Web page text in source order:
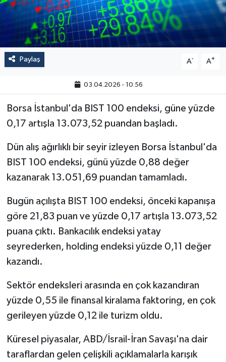
Paylaş A- A+
03.04.2026 - 10:56
Borsa İstanbul'da BIST 100 endeksi, güne yüzde
0,17 artışla 13.073,52 puandan başladı.
Dün alış ağırlıklı bir seyir izleyen Borsa İstanbul'da
BIST 100 endeksi, günü yüzde 0,88 değer
kazanarak 13.051,69 puandan tamamladı.
Bugün açılışta BIST 100 endeksi, önceki kapanışa
göre 21,83 puan ve yüzde 0,17 artışla 13.073,52
puana çıktı. Bankacılık endeksi yatay
seyrederken, holding endeksi yüzde 0,11 değer
kazandı.
Sektör endeksleri arasında en çok kazandıran
yüzde 0,55 ile finansal kiralama faktoring, en çok
gerileyen yüzde 0,12 ile turizm oldu.
Küresel piyasalar, ABD/İsrail-İran Savaşı'na dair
taraflardan gelen çelişkili açıklamalarla karışık